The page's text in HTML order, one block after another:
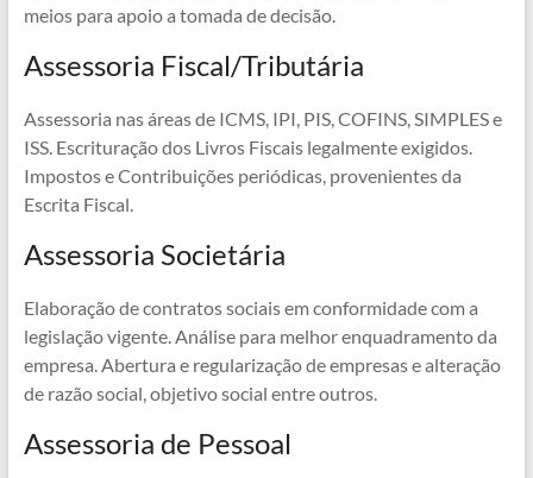
meios para apoio a tomada de decisão.
Assessoria Fiscal/Tributária
Assessoria nas áreas de ICMS, IPI, PIS, COFINS, SIMPLES e
ISS. Escrituração dos Livros Fiscais legalmente exigidos.
Impostos e Contribuições periódicas, provenientes da
Escrita Fiscal.
Assessoria Societária
Elaboração de contratos sociais em conformidade com a
legislação vigente. Análise para melhor enquadramento da
empresa. Abertura e regularização de empresas e alteração
de razão social, objetivo social entre outros.
Assessoria de Pessoal